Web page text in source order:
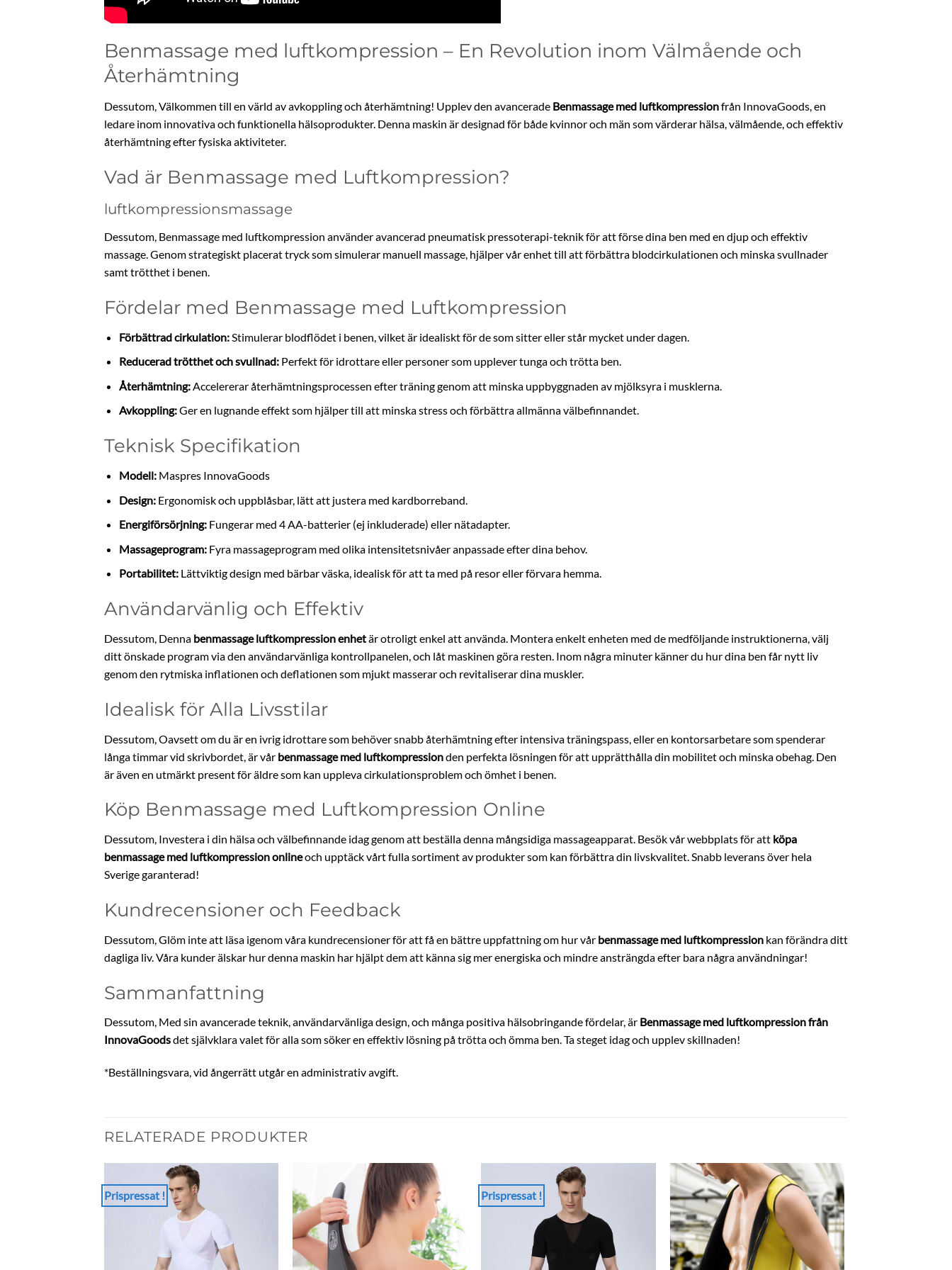
Benmassage med luftkompression – En Revolution inom Välmående och
Återhämtning
Dessutom, Välkommen till en värld av avkoppling och återhämtning! Upplev den avancerade Benmassage med luftkompressionfrån InnovaGoods, en
ledare inom innovativa och funktionella hälsoprodukter. Denna maskin är designad för både kvinnor och män som värderar hälsa, välmående, och effektiv
återhämtning efter fysiska aktiviteter.
Vad är Benmassage med Luftkompression?
luftkompressionsmassage
Dessutom, Benmassage med luftkompression använder avancerad pneumatisk pressoterapi-teknik för att förse dina ben med en djup och effektiv
massage. Genom strategiskt placerat tryck som simulerar manuell massage, hjälper vår enhet till att förbättra blodcirkulationen och minska svullnader
samt trötthet i benen.
Fördelar med Benmassage med Luftkompression
Förbättrad cirkulation:Stimulerar blodflödet i benen, vilket är idealiskt för de som sitter eller står mycket under dagen.
Reducerad trötthet och svullnad:Perfekt för idrottare eller personer som upplever tunga och trötta ben.
Återhämtning:Accelererar återhämtningsprocessen efter träning genom att minska uppbyggnaden av mjölksyra i musklerna.
Avkoppling:Ger en lugnande effekt som hjälper till att minska stress och förbättra allmänna välbefinnandet.
Teknisk Specifikation
Modell:Maspres InnovaGoods
Design:Ergonomisk och uppblåsbar, lätt att justera med kardborreband.
Energiförsörjning:Fungerar med 4 AA-batterier (ej inkluderade) eller nätadapter.
Massageprogram:Fyra massageprogram med olika intensitetsnivåer anpassade efter dina behov.
Portabilitet:Lättviktig design med bärbar väska, idealisk för att ta med på resor eller förvara hemma.
Användarvänlig och Effektiv
Dessutom, Denna benmassage luftkompression enhetär otroligt enkel att använda. Montera enkelt enheten med de medföljande instruktionerna, välj
ditt önskade program via den användarvänliga kontrollpanelen, och låt maskinen göra resten. Inom några minuter känner du hur dina ben får nytt liv
genom den rytmiska inflationen och deflationen som mjukt masserar och revitaliserar dina muskler.
Idealisk för Alla Livsstilar
Dessutom, Oavsett om du är en ivrig idrottare som behöver snabb återhämtning efter intensiva träningspass, eller en kontorsarbetare som spenderar
långa timmar vid skrivbordet, är vår benmassage med luftkompressionden perfekta lösningen för att upprätthålla din mobilitet och minska obehag. Den
är även en utmärkt present för äldre som kan uppleva cirkulationsproblem och ömhet i benen.
Köp Benmassage med Luftkompression Online
Dessutom, Investera i din hälsa och välbefinnande idag genom att beställa denna mångsidiga massageapparat. Besök vår webbplats för att köpa
benmassage med luftkompression onlineoch upptäck vårt fulla sortiment av produkter som kan förbättra din livskvalitet. Snabb leverans över hela
Sverige garanterad!
Kundrecensioner och Feedback
Dessutom, Glöm inte att läsa igenom våra kundrecensioner för att få en bättre uppfattning om hur vår benmassage med luftkompression kan förändra ditt
dagliga liv. Våra kunder älskar hur denna maskin har hjälpt dem att känna sig mer energiska och mindre ansträngda efter bara några användningar!
Sammanfattning
Dessutom, Med sin avancerade teknik, användarvänliga design, och många positiva hälsobringande fördelar, är Benmassage med luftkompression från
InnovaGoodsdet självklara valet för alla som söker en effektiv lösning på trötta och ömma ben. Ta steget idag och upplev skillnaden!
*Beställningsvara, vid ångerrätt utgår en administrativ avgift.
RELATERADE PRODUKTER
Prispressat ! Prispressat !